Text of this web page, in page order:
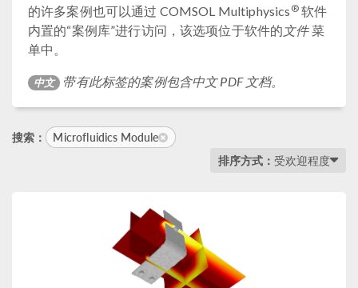
的许多案例也可以通过 COMSOL Multiphysics ®软件
内置的“案例库”进行访问，该选项位于软件的 文件菜
单中。
中文 带有此标签的案例包含中文 PDF 文档。
搜索： Microfluidics Module
排序方式： 受欢迎程度